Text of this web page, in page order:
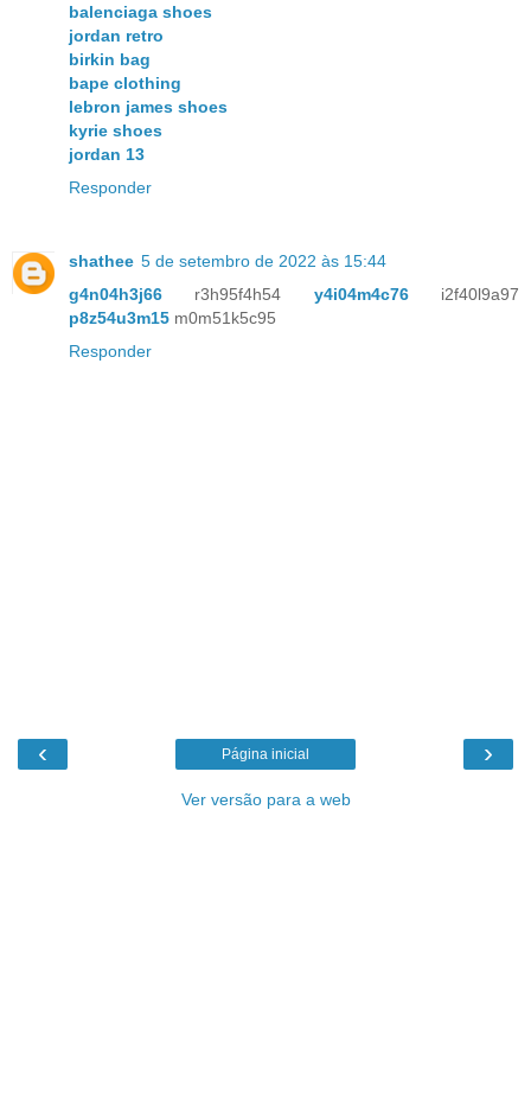
balenciaga shoes
jordan retro
birkin bag
bape clothing
lebron james shoes
kyrie shoes
jordan 13
Responder
shathee 5 de setembro de 2022 às 15:44
g4n04h3j66 r3h95f4h54 y4i04m4c76i2f40l9a97
p8z54u3m15 m0m51k5c95
Responder
‹ ›
Página inicial
Ver versão para a web